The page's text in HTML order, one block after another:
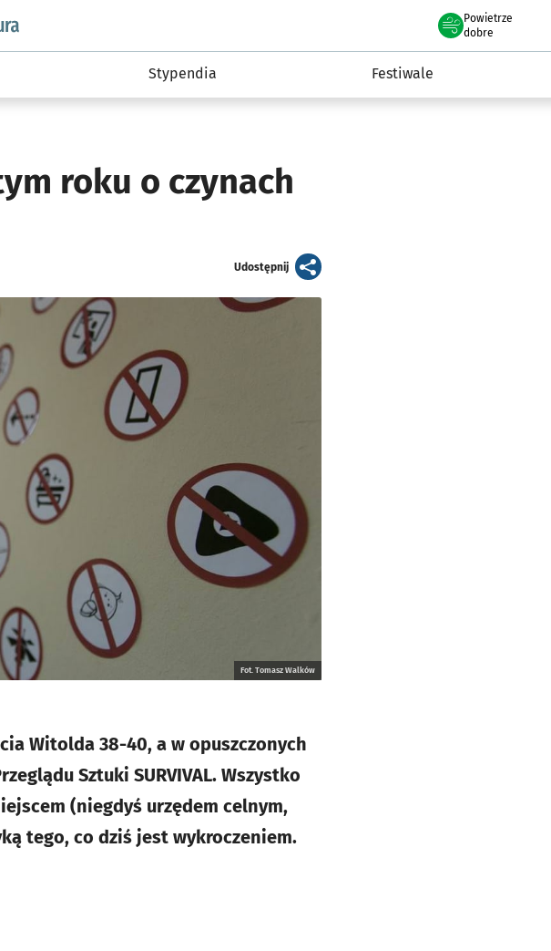
podserwis: Kultura
Powietrze
we Wrocławiu
dobre
Stypendia Festiwale
roku o czynach
Udostępnijartykuł
Fot. Tomasz Walków
Witolda 38-40, a w opuszczonych
Sztuki SURVIVAL. Wszystko
(niegdyś urzędem celnym,
tego, co dziś jest wykroczeniem.